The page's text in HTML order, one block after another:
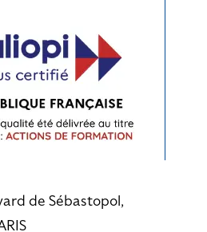
de Sébastopol,